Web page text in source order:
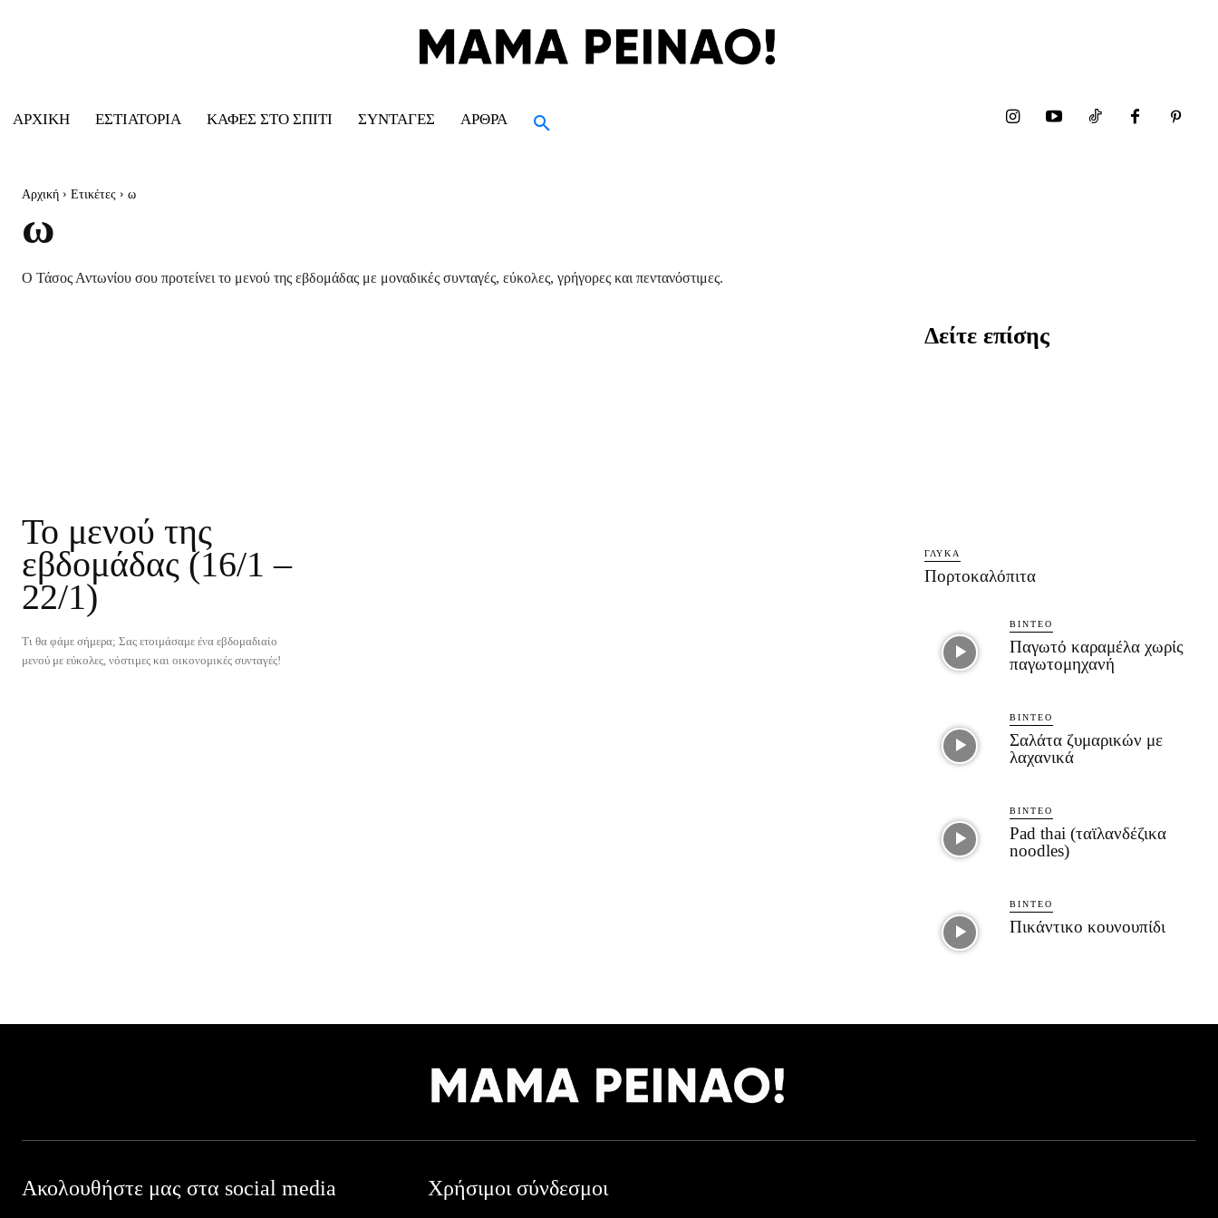
ΑΡΧΙΚΉ ΕΣΤΙΑΤΌΡΙΑ ΚΑΦΈΣ ΣΤΟ ΣΠΊΤΙ ΣΥΝΤΑΓΈΣ ΆΡΘΡΑ
Αρχική Ετικέτες ω
ω
Ο Τάσος Αντωνίου σου προτείνει το μενού της εβδομάδας με μοναδικές συνταγές, εύκολες, γρήγορες και πεντανόστιμες.
Το μενού της
εβδομάδας (16/1 –
22/1)
Τι θα φάμε σήμερα; Σας ετοιμάσαμε ένα εβδομαδιαίο
μενού με εύκολες, νόστιμες και οικονομικές συνταγές!
Δείτε επίσης
ΓΛΥΚΆ
Πορτοκαλόπιτα
ΒΊΝΤΕΟ
Παγωτό καραμέλα χωρίς
παγωτομηχανή
ΒΊΝΤΕΟ
Σαλάτα ζυμαρικών με
λαχανικά
ΒΊΝΤΕΟ
Pad thai (ταϊλανδέζικα
noodles)
ΒΊΝΤΕΟ
Πικάντικο κουνουπίδι
Ακολουθήστε μας στα social media Χρήσιμοι σύνδεσμοι